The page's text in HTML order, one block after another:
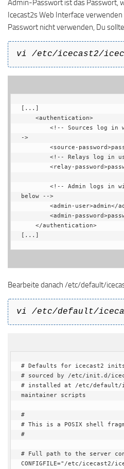
Admin-Passwort ist das Passwort,
Icecast2s Web Interface
Passwort nicht verwenden, Du
vi /etc/icecast2/
[...]
->
below -->
[...]
Bearbeite danach /etc/default/
vi /etc/default/
# Defaults for icecast2
# sourced by /etc/init.d/
# installed at /etc/default/
maintainer scripts
#
# This is a POSIX shell
#
# Full path to the server
CONFIGFILE="/etc/icecast2/